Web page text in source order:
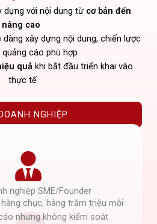
dựng với nội dung từ cơ bản đến
nâng cao
xây dựng nội dung, chiến lược
cáo phù hợp
quảkhi bắt đầu triển khai vào
thực tế
NGHIỆP
nghiệp SME/Founder
chục, hàng trăm triệu mỗi
nhưng không kiểm soát